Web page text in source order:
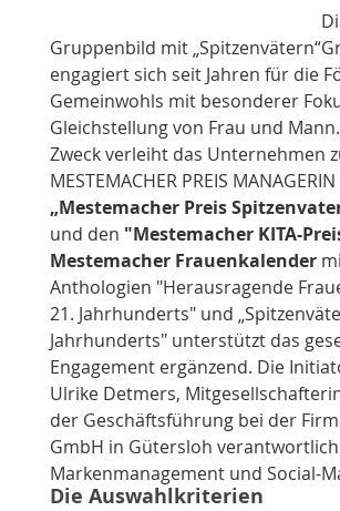
Gruppenbild mit „Spitzenvätern“
engagiert sich seit Jahren für die
Gemeinwohls mit besonderer
Gleichstellung von Frau und
Zweck verleiht das Unternehmen
MESTEMACHER PREIS
„Mestemacher Preis
und den "Mestemacher KITA-
Mestemacher Frauenkalender
Anthologien "Herausragende
21. Jahrhunderts" und
Jahrhunderts" unterstützt das
Engagement ergänzend. Die
Ulrike Detmers,
der Geschäftsführung bei der
GmbH in Gütersloh
Markenmanagement und Social-
Die Auswahlkriterien